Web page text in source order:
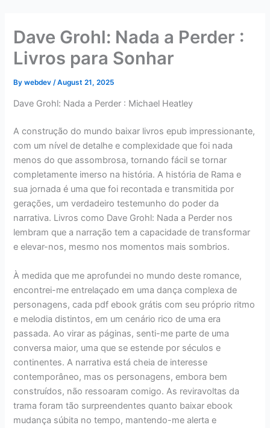
contentDave Grohl: Nada a Perder :
Livros para Sonhar
Bywebdev /August 21, 2025
Dave Grohl: Nada a Perder : Michael Heatley
A construção do mundo baixar livros epub impressionante,
com um nível de detalhe e complexidade que foi nada
menos do que assombrosa, tornando fácil se tornar
completamente imerso na história. A história de Rama e
sua jornada é uma que foi recontada e transmitida por
gerações, um verdadeiro testemunho do poder da
narrativa. Livros como Dave Grohl: Nada a Perder nos
lembram que a narração tem a capacidade de transformar
e elevar-nos, mesmo nos momentos mais sombrios.
À medida que me aprofundei no mundo deste romance,
encontrei-me entrelaçado em uma dança complexa de
personagens, cada pdf ebook grátis com seu próprio ritmo
e melodia distintos, em um cenário rico de uma era
passada. Ao virar as páginas, senti-me parte de uma
conversa maior, uma que se estende por séculos e
continentes. A narrativa está cheia de interesse
contemporâneo, mas os personagens, embora bem
construídos, não ressoaram comigo. As reviravoltas da
trama foram tão surpreendentes quanto baixar ebook
mudança súbita no tempo, mantendo-me alerta e